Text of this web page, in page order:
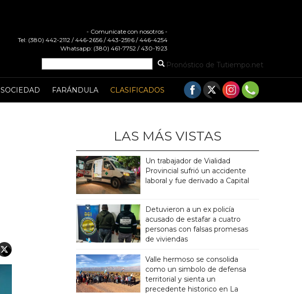
- Comunicate con nosotros -
Tel: (380) 442-2112 / 446-2656 / 443-2596 / 446-4254
Whatsapp: (380) 461-7752 / 430-1923
Pronóstico de Tutiempo.net
SOCIEDAD FARÁNDULA CLASIFICADOS
LAS MÁS VISTAS
Un trabajador de Vialidad
Provincial sufrió un accidente
laboral y fue derivado a Capital
Detuvieron a un ex policía
acusado de estafar a cuatro
personas con falsas promesas
de viviendas
Valle hermoso se consolida
como un simbolo de defensa
territorial y sienta un
precedente historico en La